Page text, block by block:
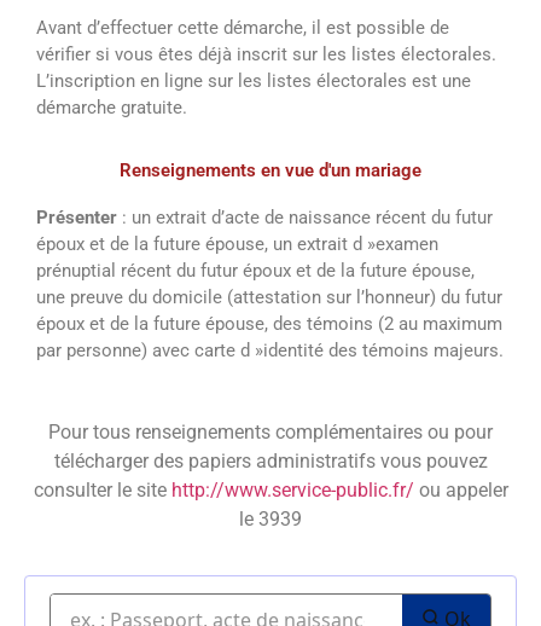
Avant d’effectuer cette démarche, il est possible de
vérifier si vous êtes déjà inscrit sur les listes électorales.
L’inscription en ligne sur les listes électorales est une
démarche gratuite.
Renseignements en vue d'un mariage
Présenter : un extrait d’acte de naissance récent du futur
époux et de la future épouse, un extrait d »examen
prénuptial récent du futur époux et de la future épouse,
une preuve du domicile (attestation sur l’honneur) du futur
époux et de la future épouse, des témoins (2 au maximum
par personne) avec carte d »identité des témoins majeurs.
Pour tous renseignements complémentaires ou pour
télécharger des papiers administratifs vous pouvez
consulter le site http://www.service-public.fr/ ou appeler
le 3939
Ok